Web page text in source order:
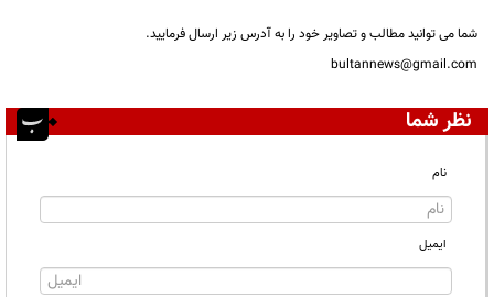
شما می توانید مطالب و تصاویر خود را به آدرس زیر ارسال فرمایید.
bultannews@gmail.com
نظر شما
نام
ایمیل